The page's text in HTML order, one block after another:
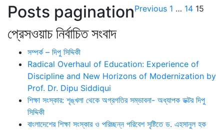
Posts paginationPrevious 1 … 14 15
প্রেসওয়াচ নির্বাচিত সংবাদ
সম্পর্ক – দিপু সিদ্দিকী
Radical Overhaul of Education: Experience of
Discipline and New Horizons of Modernization by
Prof. Dr. Dipu Siddiqui
শিক্ষা সংস্কার: শৃঙ্খলা থেকে অগ্রগতির সম্ভাবনা- অধ্যাপক ডক্টর দিপু
সিদ্দিকী
বাংলাদেশের শিক্ষা সংস্কার ও পরিচ্ছন্ন পরিবেশ সৃষ্টিতে ড. এহসানুল হক